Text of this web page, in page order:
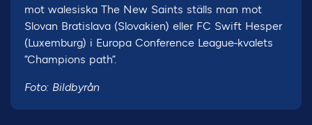
mot walesiska The New Saints ställs man mot
Slovan Bratislava (Slovakien) eller FC Swift Hesper
(Luxemburg) i Europa Conference League-kvalets
”Champions path”.
Foto: Bildbyrån